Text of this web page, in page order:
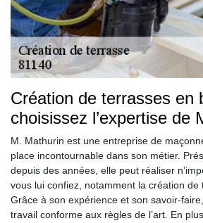
Création de terrasses en
choisissez l’expertise de
M. Mathurin est une entreprise de
place incontournable dans son métier.
depuis des années, elle peut réaliser
vous lui confiez, notamment la création de
Grâce à son expérience et son savoir-
travail conforme aux règles de l’art. En